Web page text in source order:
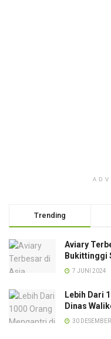
Trending
Aviary
Bukittinggi
7 JUNI 2024
Lebih Dari
Dinas
30